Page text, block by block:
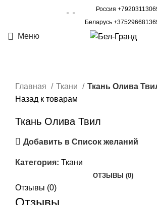
Россия
Беларусь
Меню
Главная Ткани
Ткань Олива
Назад к товарам
Ткань Олива Твил
Добавить в Список желаний
Категория: Ткани
ОТЗЫВЫ (0)
Отзывы (0)